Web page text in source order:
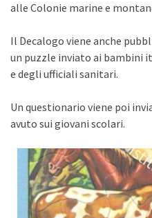
alle Colonie marine e
Il Decalogo viene anche
un puzzle inviato ai bambini
e degli ufficiali sanitari.
Un questionario viene poi
avuto sui giovani scolari.